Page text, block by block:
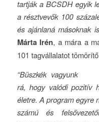
tartják a BCSDH egyik
a résztvevők 100
és ajánlaná másoknak
Márta Irén, a mára a
101 tagvállalatot
“Büszkék vagyunk
rá, hogy valódi pozitív
életre. A program egyre
számú és